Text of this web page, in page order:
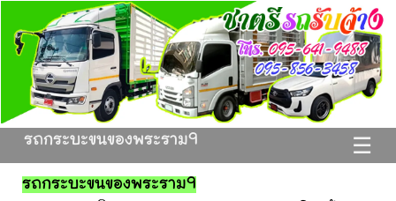
☰
รถกระบะขนของพระราม9
รถกระบะขนของพระราม9